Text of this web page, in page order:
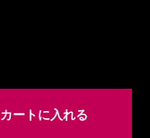
カートに入れる